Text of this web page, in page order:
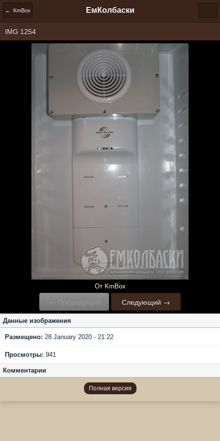
← KmBox ЕмКолбаски
IMG 1254
От KmBox
← Предыдущий Следующий →
Данные изображения
Размещено: 28 January 2020 - 21:22
Просмотры: 941
Комментарии
Полная версия